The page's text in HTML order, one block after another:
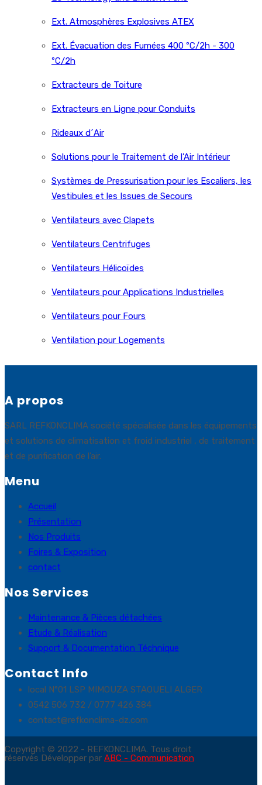
Ext. Atmosphères Explosives ATEX
Ext. Évacuation des Fumées 400 ºC/2h - 300
ºC/2h
Extracteurs de Toiture
Extracteurs en Ligne pour Conduits
Rideaux d´Air
Solutions pour le Traitement de l’Air Intérieur
Systèmes de Pressurisation pour les Escaliers, les
Vestibules et les Issues de Secours
Ventilateurs avec Clapets
Ventilateurs Centrifuges
Ventilateurs Hélicoïdes
Ventilateurs pour Applications Industrielles
Ventilateurs pour Fours
Ventilation pour Logements
A propos
SARL REFKONCLIMA société spécialisée dans les équipements
et solutions de climatisation et froid industriel , de traitement
et de purification de l’air.
Menu
Accueil
Présentation
Nos Produits
Foires & Exposition
contact
Nos Services
Maintenance & Pièces détachées
Etude & Réalisation
Support & Documentation Téchnique
Contact Info
local N°01 LSP MIMOUZA STAOUELI ALGER
0542 506 732 / 0777 426 384
contact@refkonclima-dz.com
Copyright © 2022 - REFKONCLIMA. Tous droit
réservés Développer par ABC - Communication